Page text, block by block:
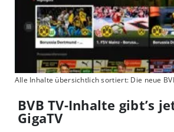
Alle Inhalte übersichtlich sortiert: Die neue
BVB TV-Inhalte gibt’s
GigaTV